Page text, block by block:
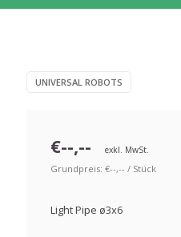
UNIVERSAL ROBOTS
€--,-- exkl. MwSt.
Grundpreis: €--,-- / Stück
Light Pipe ø3x6